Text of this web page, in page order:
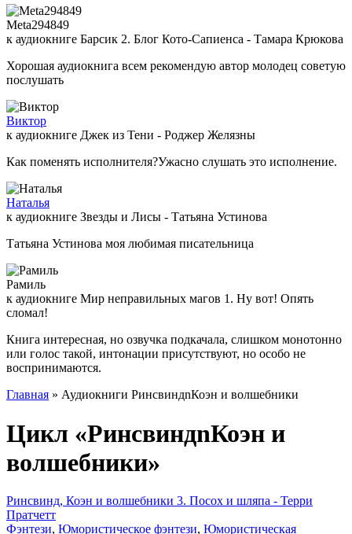
Meta294849
к аудиокниге Барсик 2. Блог Кото-Сапиенса - Тамара Крюкова
Хорошая аудиокнига всем рекомендую автор молодец советую
послушать
Виктор
к аудиокниге Джек из Тени - Роджер Желязны
Как поменять исполнителя?Ужасно слушать это исполнение.
Наталья
к аудиокниге Звезды и Лисы - Татьяна Устинова
Татьяна Устинова моя любимая писательница
Рамиль
к аудиокниге Мир неправильных магов 1. Ну вот! Опять
сломал!
Книга интересная, но озвучка подкачала, слишком монотонно
или голос такой, интонации присутствуют, но особо не
воспринимаются.
Главная » Аудиокниги РинсвиндnКоэн и волшебники
Цикл «РинсвиндnКоэн и
волшебники»
Ринсвинд, Коэн и волшебники 3. Посох и шляпа - Терри
Пратчетт
Фэнтези, Юмористическое фэнтези, Юмористическая